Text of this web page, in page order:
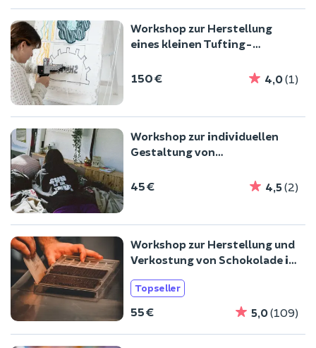
Workshop zur Herstellung
eines kleinen Tufting-
150 € 4,0(1)
Workshop zur individuellen
Gestaltung von
(44)
45 € 4,5(2)
Workshop zur Herstellung und
Verkostung von Schokolade in
Topseller
55 € 5,0(109)